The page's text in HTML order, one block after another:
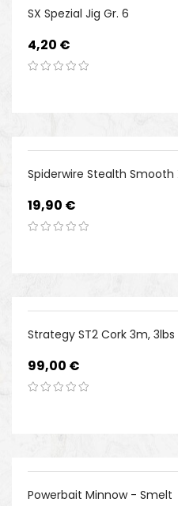
SX Spezial Jig Gr. 6
Preis
4,20 €
Spiderwire Stealth Smooth
Preis
19,90 €
Strategy ST2 Cork 3m, 3lbs
Preis
99,00 €
Powerbait Minnow - Smelt